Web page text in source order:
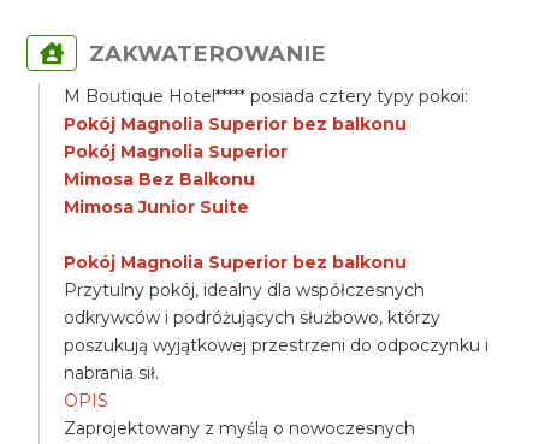
ZAKWATEROWANIE
M Boutique Hotel***** posiada cztery typy pokoi:
Pokój Magnolia Superior bez balkonu
Pokój Magnolia Superior
Mimosa Bez Balkonu
Mimosa Junior Suite
Pokój Magnolia Superior bez balkonu
Przytulny pokój, idealny dla współczesnych
odkrywców i podróżujących służbowo, którzy
poszukują wyjątkowej przestrzeni do odpoczynku i
nabrania sił.
OPIS
Zaprojektowany z myślą o nowoczesnych